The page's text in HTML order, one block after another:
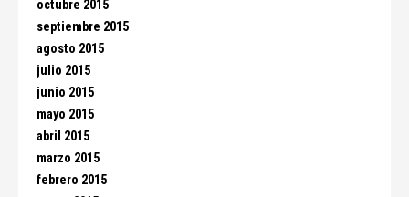
octubre 2015
septiembre 2015
agosto 2015
julio 2015
junio 2015
mayo 2015
abril 2015
marzo 2015
febrero 2015